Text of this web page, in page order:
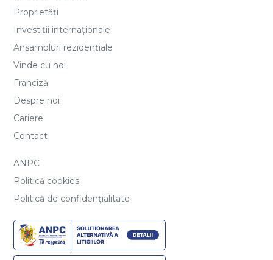
Proprietăți
Investiții internaționale
Ansambluri rezidențiale
Vinde cu noi
Franciză
Despre noi
Cariere
Contact
ANPC
Politică cookies
Politică de confidențialitate